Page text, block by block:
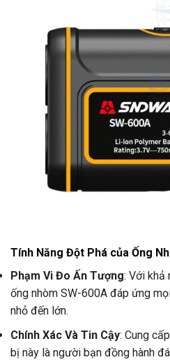
Tính Năng Đột Phá của Ống
Phạm Vi Đo Ấn Tượng: Với khả
ống nhòm SW-600A đáp ứng
nhỏ đến lớn.
Chính Xác Và Tin Cậy: Cung
bị này là người bạn đồng hành